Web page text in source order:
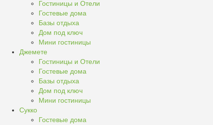
Гостиницы и Отели
Гостевые дома
Базы отдыха
Дом под ключ
Мини гостиницы
Джемете
Гостиницы и Отели
Гостевые дома
Базы отдыха
Дом под ключ
Мини гостиницы
Сукко
Гостевые дома